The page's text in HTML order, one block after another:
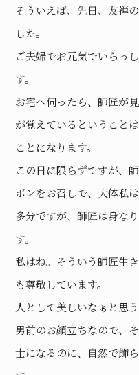
そういえば、先日、友禅
した。
ご夫婦でお元気でいらっ
す。
お宅へ伺ったら、師匠が
が覚えているということ
ことになります。
この日に限らずですが、
ボンをお召しで、大体私
多分ですが、師匠は身な
す。
私はね。そういう師匠生
も尊敬しています。
人として美しいなぁと思う
男前のお顔立ちなので、
士になるのに、自然で飾